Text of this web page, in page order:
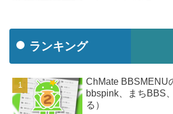
ランキング
ChMate BBSMENU
bbspink、まちBBS
る）